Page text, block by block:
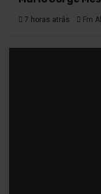
7 horas atrás Fm